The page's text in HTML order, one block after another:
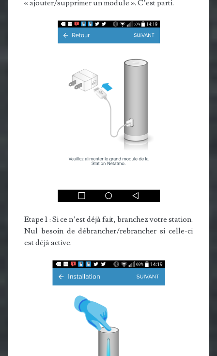
« ajouter/supprimer un module ». C’est parti.
Etape 1 : Si ce n’est déjà fait, branchez votre station.
Nul besoin de débrancher/rebrancher si celle-ci
est déjà active.